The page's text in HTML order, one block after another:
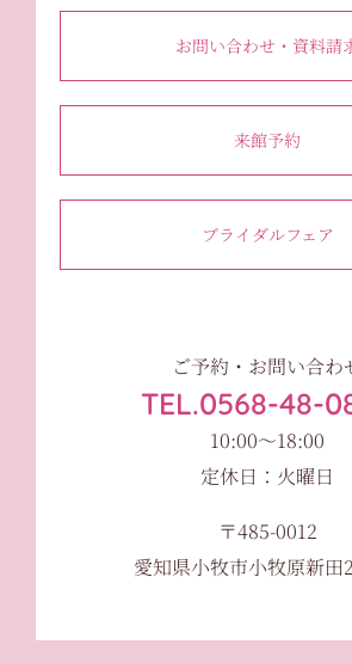
お問い合わせ・資料請
来館予約
ブライダルフェア
ご予約・お問い合わ
TEL.0568-48-
10:00〜18:00
定休日：火曜日
〒485-0012
愛知県小牧市小牧原新田